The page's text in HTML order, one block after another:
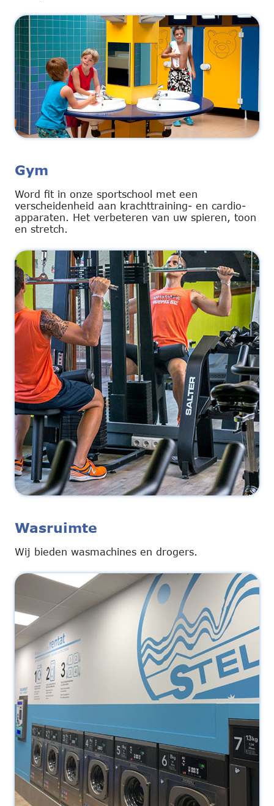
Gym
Word fit in onze sportschool met een
verscheidenheid aan krachttraining- en cardio-
apparaten. Het verbeteren van uw spieren, toon
en stretch.
Wasruimte
Wij bieden wasmachines en drogers.